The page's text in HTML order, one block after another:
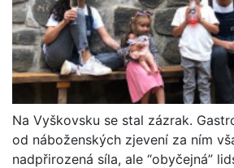
Na Vyškovsku se stal zázrak.
od náboženských zjevení za ním
nadpřirozená síla, ale “obyčejná”